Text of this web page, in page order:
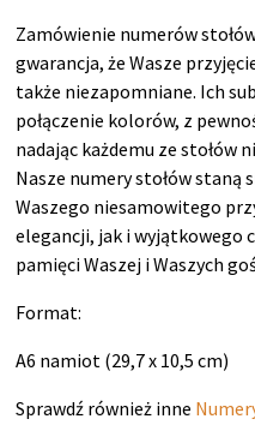
Zamówienie numerów
gwarancja, że Wasze
także niezapomniane. Ich
połączenie kolorów, z
nadając każdemu ze stołów
Nasze numery stołów
Waszego niesamowitego
elegancji, jak i wyjątkowego
pamięci Waszej i Waszych
Format:
A6 namiot (29,7 x 10,5 cm)
Sprawdź również inne